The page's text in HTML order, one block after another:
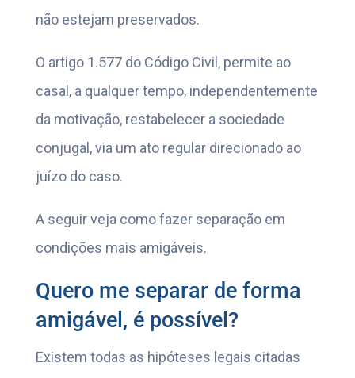
não estejam preservados.
O artigo 1.577 do Código Civil, permite ao
casal, a qualquer tempo, independentemente
da motivação, restabelecer a sociedade
conjugal, via um ato regular direcionado ao
juízo do caso.
A seguir veja como fazer separação em
condições mais amigáveis.
Quero me separar de forma
amigável, é possível?
Existem todas as hipóteses legais citadas